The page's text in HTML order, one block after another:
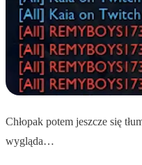
Chłopak potem jeszcze się
wygląda…